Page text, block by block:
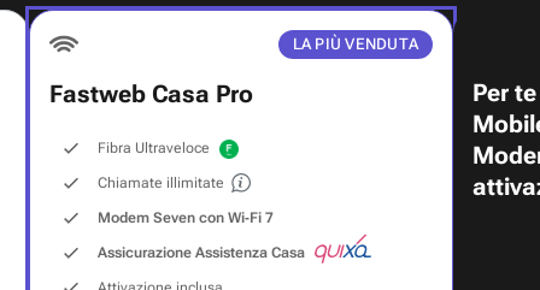
LA PIÙ VENDUTA
Fastweb Casa Pro
Fibra Ultraveloce
Chiamate illimitate
Modem Seven con Wi‑Fi 7
Assicurazione Assistenza Casa
Per